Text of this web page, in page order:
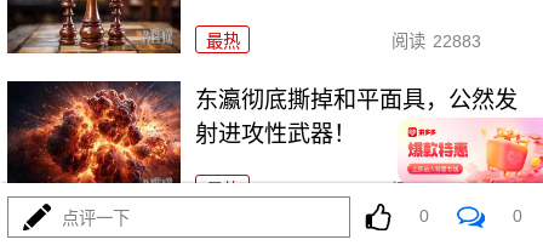
最热 阅读 22883
东瀛彻底撕掉和平面具，公然发
射进攻性武器！
点评一下 0 0